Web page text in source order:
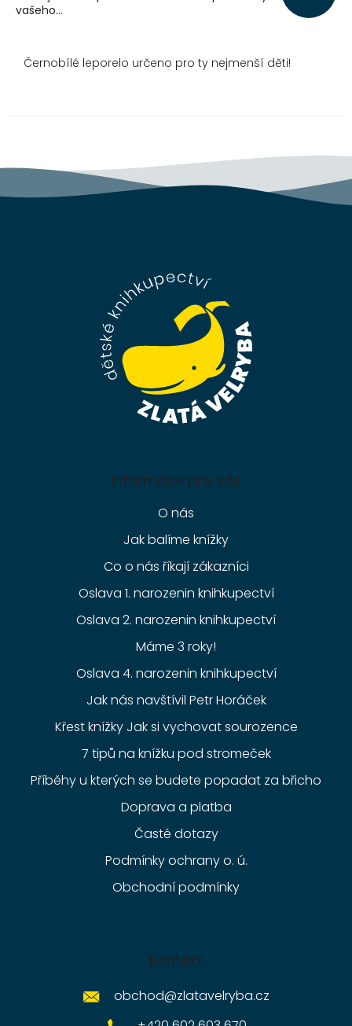
vašeho...
Černobílé leporelo určeno pro ty nejmenší děti!
Informace pro vás
O nás
Jak balíme knížky
Co o nás říkají zákazníci
Oslava 1. narozenin knihkupectví
Oslava 2. narozenin knihkupectví
Máme 3 roky!
Oslava 4. narozenin knihkupectví
Jak nás navštívil Petr Horáček
Křest knížky Jak si vychovat sourozence
7 tipů na knížku pod stromeček
Příběhy u kterých se budete popadat za břicho
Doprava a platba
Časté dotazy
Podmínky ochrany o. ú.
Obchodní podmínky
Kontakt
obchod@zlatavelryba.cz